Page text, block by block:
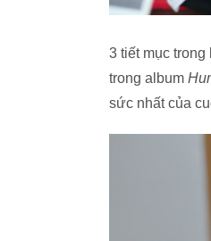
3 tiết mục trong
trong album
sức nhất của